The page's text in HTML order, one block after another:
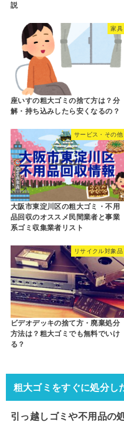
説
家具
座いすの粗大ゴミの捨て方は？分
解・持ち込みしたら安くなるの？
サービス・その他
大阪市東淀川区の粗大ゴミ・不用
品回収のオススメ民間業者と事業
系ゴミ収集業者リスト
リサイクル対象品
ビデオデッキの捨て方・廃棄処分
方法は？粗大ゴミでも無料でいけ
る？
粗大ゴミをすぐに処分し
引っ越しゴミや不用品の